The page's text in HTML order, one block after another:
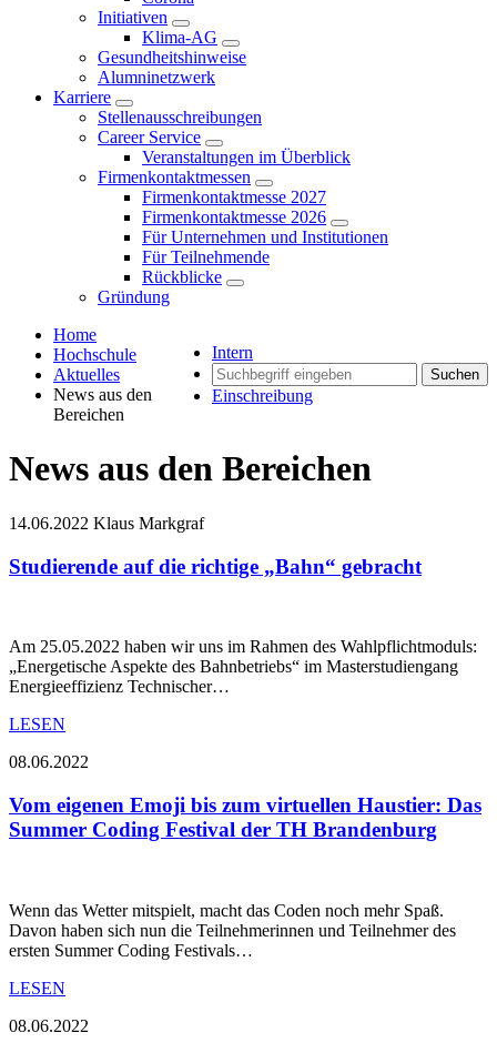
Initiativen
Klima-AG
Gesundheitshinweise
Alumninetzwerk
Karriere
Stellenausschreibungen
Career Service
Veranstaltungen im Überblick
Firmenkontaktmessen
Firmenkontaktmesse 2027
Firmenkontaktmesse 2026
Für Unternehmen und Institutionen
Für Teilnehmende
Rückblicke
Gründung
Intern
Suchen
Einschreibung
Home
Hochschule
Aktuelles
News aus den
Bereichen
News aus den Bereichen
14.06.2022 Klaus Markgraf
Studierende auf die richtige „Bahn“ gebracht
Am 25.05.2022 haben wir uns im Rahmen des Wahlpflichtmoduls:
„Energetische Aspekte des Bahnbetriebs“ im Masterstudiengang
Energieeffizienz Technischer…
LESEN
08.06.2022
Vom eigenen Emoji bis zum virtuellen Haustier: Das
Summer Coding Festival der TH Brandenburg
Wenn das Wetter mitspielt, macht das Coden noch mehr Spaß.
Davon haben sich nun die Teilnehmerinnen und Teilnehmer des
ersten Summer Coding Festivals…
LESEN
08.06.2022